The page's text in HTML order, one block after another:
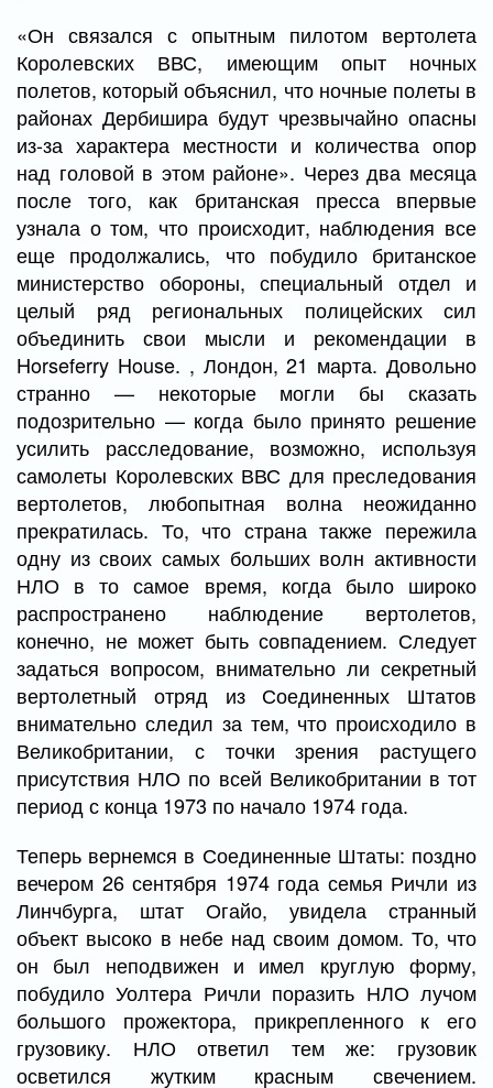
«Он связался с опытным пилотом вертолета
Королевских ВВС, имеющим опыт ночных
полетов, который объяснил, что ночные полеты в
районах Дербишира будут чрезвычайно опасны
из-за характера местности и количества опор
над головой в этом районе». Через два месяца
после того, как британская пресса впервые
узнала о том, что происходит, наблюдения все
еще продолжались, что побудило британское
министерство обороны, специальный отдел и
целый ряд региональных полицейских сил
объединить свои мысли и рекомендации в
Horseferry House. , Лондон, 21 марта. Довольно
странно — некоторые могли бы сказать
подозрительно — когда было принято решение
усилить расследование, возможно, используя
самолеты Королевских ВВС для преследования
вертолетов, любопытная волна неожиданно
прекратилась. То, что страна также пережила
одну из своих самых больших волн активности
НЛО в то самое время, когда было широко
распространено наблюдение вертолетов,
конечно, не может быть совпадением. Следует
задаться вопросом, внимательно ли секретный
вертолетный отряд из Соединенных Штатов
внимательно следил за тем, что происходило в
Великобритании, с точки зрения растущего
присутствия НЛО по всей Великобритании в тот
период с конца 1973 по начало 1974 года.
Теперь вернемся в Соединенные Штаты: поздно
вечером 26 сентября 1974 года семья Ричли из
Линчбурга, штат Огайо, увидела странный
объект высоко в небе над своим домом. То, что
он был неподвижен и имел круглую форму,
побудило Уолтера Ричли поразить НЛО лучом
большого прожектора, прикрепленного к его
грузовику. НЛО ответил тем же: грузовик
осветился жутким красным свечением.